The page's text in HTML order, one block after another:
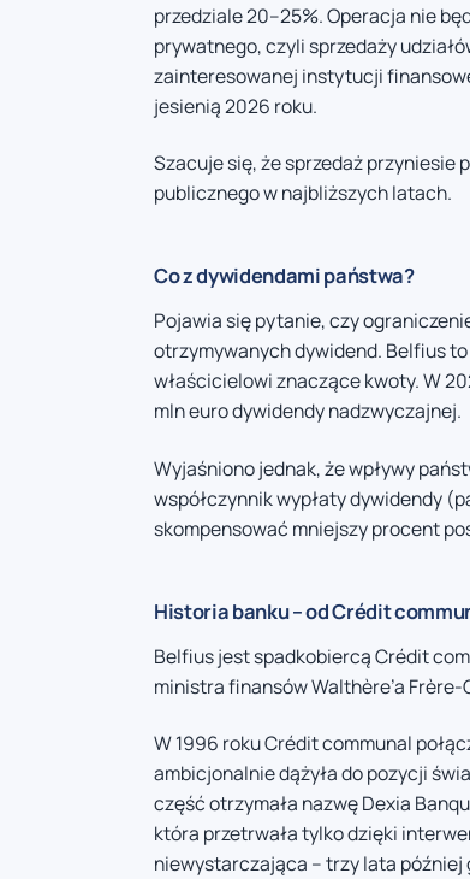
przedziale 20–25%. Operacja nie
prywatnego, czyli sprzedaży
zainteresowanej instytucji
jesienią 2026 roku.
Szacuje się, że sprzedaż przyniesie
publicznego w najbliższych latach.
Co z dywidendami państwa?
Pojawia się pytanie, czy
otrzymywanych dywidend. Belfius
właścicielowi znaczące kwoty. W
mln euro dywidendy nadzwyczajnej.
Wyjaśniono jednak, że wpływy
współczynnik wypłaty dywidendy
skompensować mniejszy procent
Historia banku – od Crédit
Belfius jest spadkobiercą Crédit
ministra finansów Walthère’a
W 1996 roku Crédit communal
ambicjonalnie dążyła do pozycji
część otrzymała nazwę Dexia
która przetrwała tylko dzięki
niewystarczająca – trzy lata później